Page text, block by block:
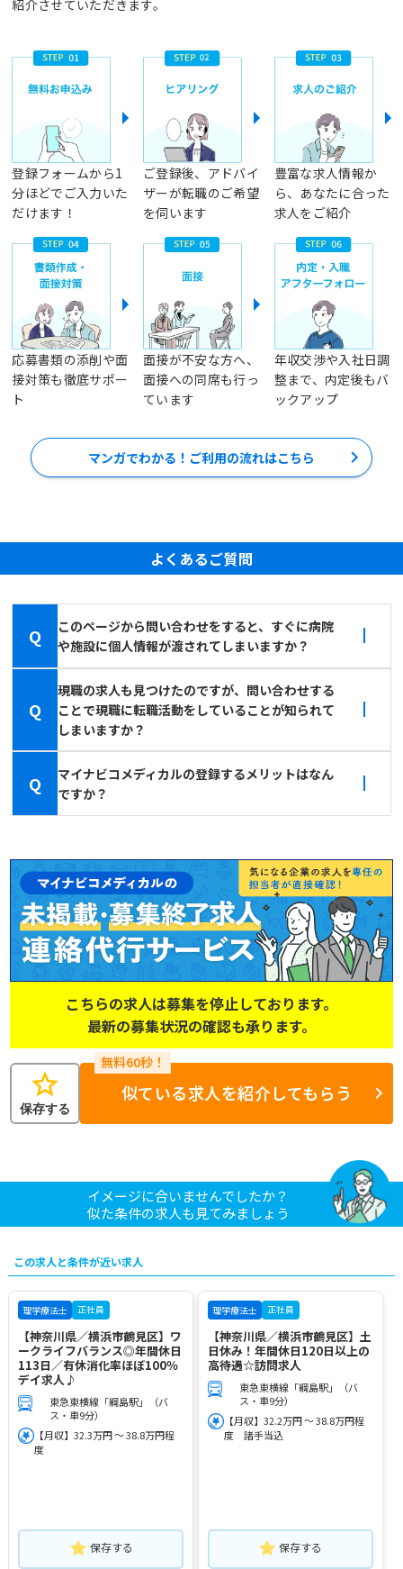
紹介させていただきます。
登録フォームから1
分ほどでご入力いた
だけます！
ご登録後、アドバイ
ザーが転職のご希望
を伺います
豊富な求人情報か
ら、あなたに合った
求人をご紹介
応募書類の添削や面
接対策も徹底サポー
ト
面接が不安な方へ、
面接への同席も行っ
ています
年収交渉や入社日調
整まで、内定後もバ
ックアップ
マンガでわかる！ご利用の流れはこちら
よくあるご質問
Q
このページから問い合わせをすると、すぐに病院
や施設に個人情報が渡されてしまいますか？
Q
現職の求人も見つけたのですが、問い合わせする
ことで現職に転職活動をしていることが知られて
しまいますか？
Q
マイナビコメディカルの登録するメリットはなん
ですか？
こちらの求人は募集を停止しております。
最新の募集状況の確認も承ります。
star
保存する
似ている求人を紹介してもらう
イメージに合いませんでしたか？
似た条件の求人も見てみましょう
この求人と条件が近い求人
理学療法士 正社員
【神奈川県／横浜市鶴見区】ワ
ークライフバランス◎年間休日
113日／有休消化率ほぼ100％
デイ求人♪
東急東横線「綱島駅」（バ
ス・車9分）
【月収】32.3万円 ～ 38.8万円程
度
保存する
理学療法士 正社員
【神奈川県／横浜市鶴見区】土
日休み！年間休日120日以上の
高待遇☆訪問求人
東急東横線「綱島駅」（バ
ス・車9分）
【月収】32.2万円 ～ 38.8万円程
度 諸手当込
保存する